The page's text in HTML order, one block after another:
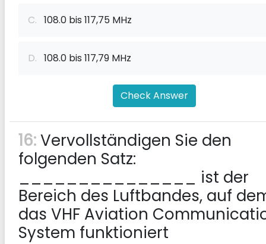
C. 108.0 bis 117,75 MHz
D. 108.0 bis 117,79 MHz
Check Answer
16:Vervollständigen Sie den
folgenden Satz:
_______________ ist der
Bereich des Luftbandes, auf
das VHF Aviation
System funktioniert